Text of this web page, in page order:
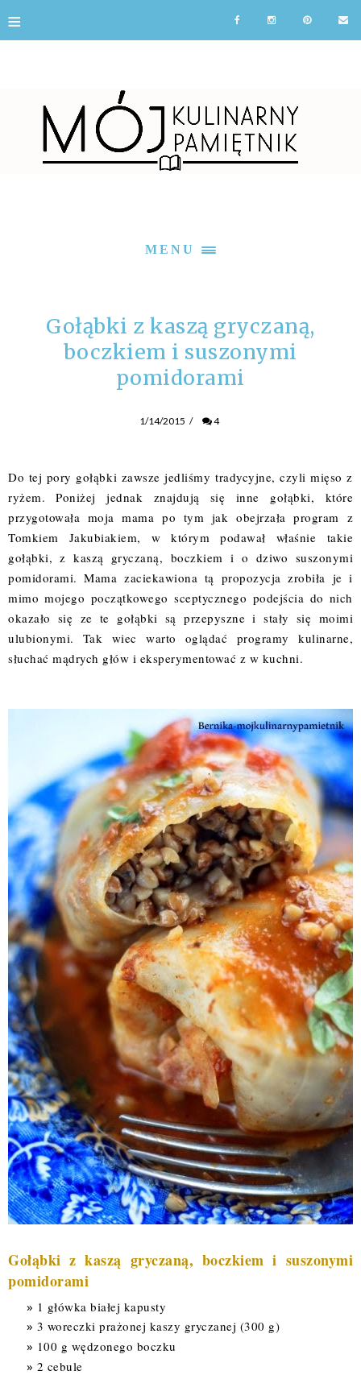
≡
MENU
Gołąbki z kaszą gryczaną,
boczkiem i suszonymi
pomidorami
1/14/2015 / 4
Do tej pory gołąbki zawsze jedliśmy tradycyjne, czyli mięso z
ryżem. Poniżej jednak znajdują się inne gołąbki, które
przygotowała moja mama po tym jak obejrzała program z
Tomkiem Jakubiakiem, w którym podawał właśnie takie
gołąbki, z kaszą gryczaną, boczkiem i o dziwo suszonymi
pomidorami. Mama zaciekawiona tą propozycja zrobiła je i
mimo mojego początkowego sceptycznego podejścia do nich
okazało się ze te gołąbki są przepyszne i stały się moimi
ulubionymi. Tak wiec warto oglądać programy kulinarne,
słuchać mądrych głów i eksperymentować z w kuchni.
Gołąbki z kaszą gryczaną, boczkiem i suszonymi
pomidorami
1 główka białej kapusty
3 woreczki prażonej kaszy gryczanej (300 g)
100 g wędzonego boczku
2 cebule